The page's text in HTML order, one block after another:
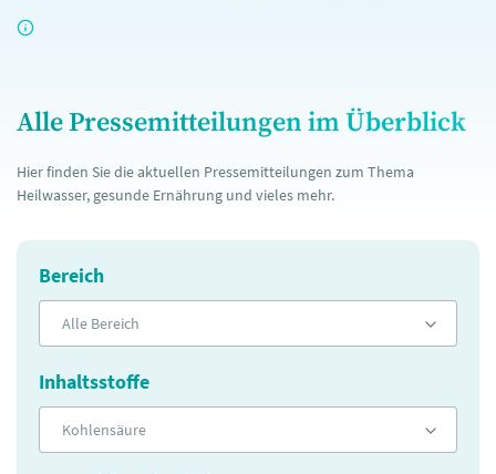
Alle Pressemitteilungen im Überblick
Hier finden Sie die aktuellen Pressemitteilungen zum Thema
Heilwasser, gesunde Ernährung und vieles mehr.
Bereich
Alle Bereich
Inhaltsstoffe
Kohlensäure